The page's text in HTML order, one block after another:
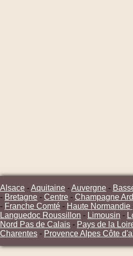
Alsace -Aquitaine -Auvergne -
- Bretagne - Centre - Champagne
- Franche Comté - Haute Normandie
Languedoc Roussillon - Limousin -
Nord Pas de Calais - Pays de la
Charentes - Provence Alpes Côte